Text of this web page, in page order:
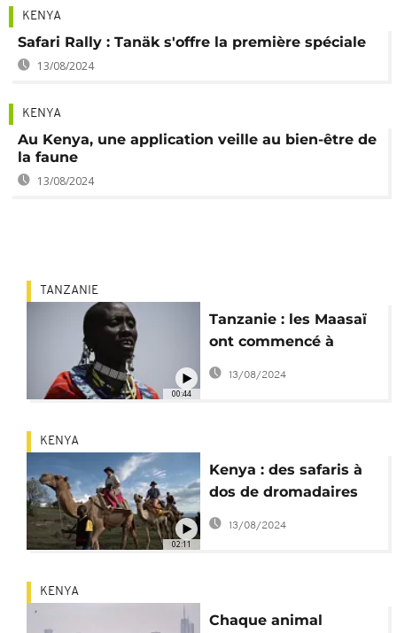
KENYA
Safari Rally : Tanäk s'offre la première spéciale
13/08/2024
KENYA
Au Kenya, une application veille au bien-être de
la faune
13/08/2024
00:44
TANZANIE
Tanzanie : les Maasaï
ont commencé à
quitter le Ngorongoro
13/08/2024
02:11
KENYA
Kenya : des safaris à
dos de dromadaires
pour promouvoir
l'écotourisme
13/08/2024
KENYA
Chaque animal